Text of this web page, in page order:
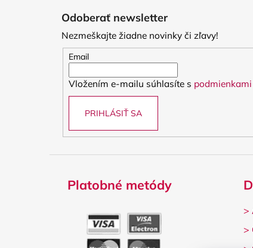
Odoberať newsletter
Nezmeškajte žiadne novinky či zľavy!
Email
Vložením e-mailu súhlasíte s
PRIHLÁSIŤ SA
Platobné metódy
>
>